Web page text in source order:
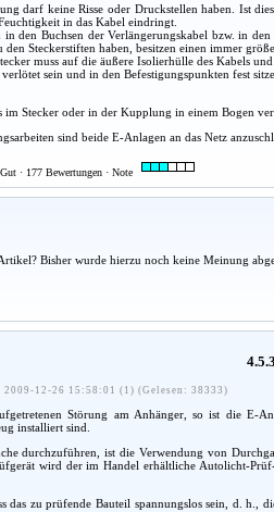
darf keine Risse oder Druckstellen haben. Ist
in das Kabel eindringt.
in den Buchsen der Verlängerungskabel bzw. in
den Steckerstiften haben, besitzen einen immer
muss auf die äußere Isolierhülle des Kabels
sein und in den Befestigungspunkten fest
Stecker oder in der Kupplung in einem Bogen
sind beide E-Anlagen an das Netz
Gut · 177 Bewertungen · Note
Bisher wurde hierzu noch keine Meinung
12-26 15:58:01 (1) (Gelesen: 38333)
Störung am Anhänger, so ist die E-
installiert sind.
durchzuführen, ist die Verwendung von
wird der im Handel erhältliche Autolicht-
das zu prüfende Bauteil spannungslos sein, d. h.,